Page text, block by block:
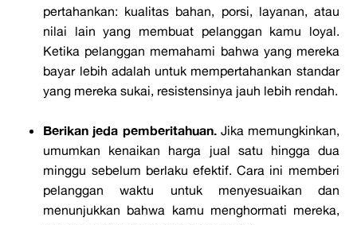
pertahankan: kualitas bahan, porsi, layanan, atau
nilai lain yang membuat pelanggan kamu loyal.
Ketika pelanggan memahami bahwa yang mereka
bayar lebih adalah untuk mempertahankan standar
yang mereka sukai, resistensinya jauh lebih rendah.
Berikan jeda pemberitahuan.Jika memungkinkan,
umumkan kenaikan harga jual satu hingga dua
minggu sebelum berlaku efektif. Cara ini memberi
pelanggan waktu untuk menyesuaikan dan
menunjukkan bahwa kamu menghormati mereka,